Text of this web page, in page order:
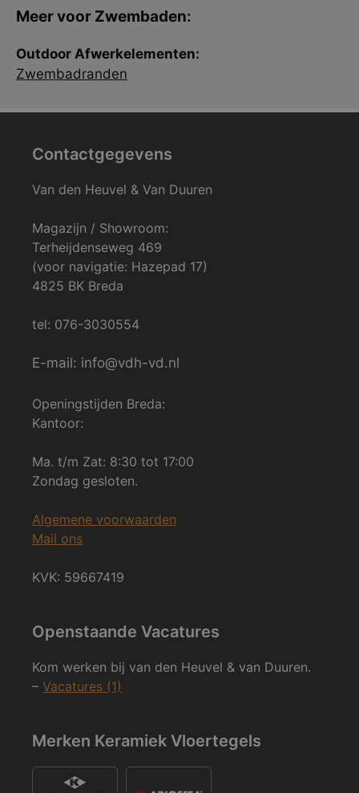
Meer voor Zwembaden:
Outdoor Afwerkelementen:
Zwembadranden
Contactgegevens
Van den Heuvel & Van Duuren
Magazijn / Showroom:
Terheijdenseweg 469
(voor navigatie: Hazepad 17)
4825 BK Breda
tel: 076-3030554
E-mail: info@vdh-vd.nl
Openingstijden Breda:
Kantoor:
Ma. t/m Zat: 8:30 tot 17:00
Zondag gesloten.
Algemene voorwaarden
Mail ons
KVK: 59667419
Openstaande Vacatures
Kom werken bij van den Heuvel & van Duuren.
– Vacatures (1)
Merken Keramiek Vloertegels